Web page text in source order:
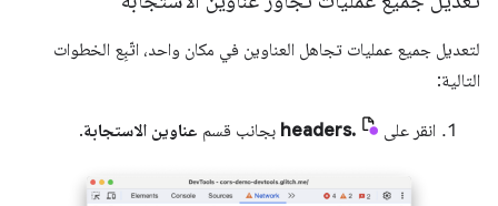
لتعديل جميع عمليات تجاهل العناوين في مكان واحد، اتّبِع الخطوات
التالية:
انقر على .headers بجانب قسم عناوين الاستجابة.